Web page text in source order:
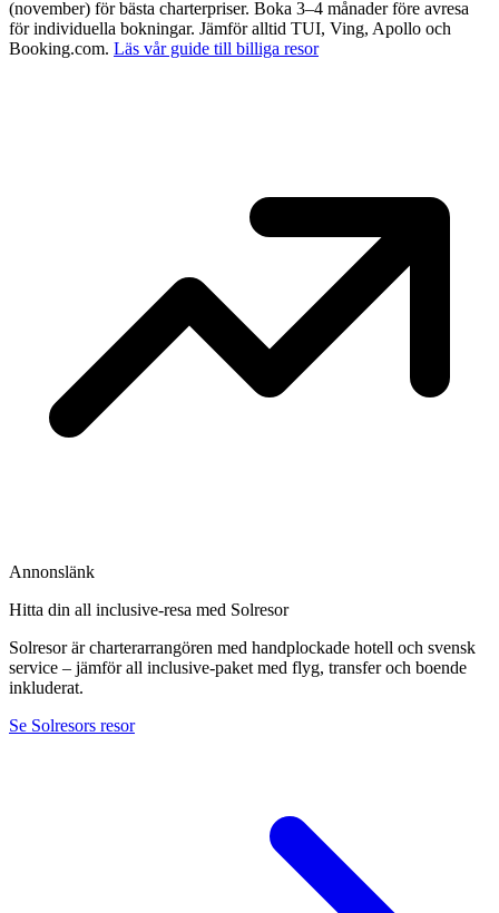
(november) för bästa charterpriser. Boka 3–4 månader före avresa
för individuella bokningar. Jämför alltid TUI, Ving, Apollo och
Booking.com. Läs vår guide till billiga resor
Annonslänk
Hitta din all inclusive-resa med Solresor
Solresor är charterarrangören med handplockade hotell och svensk
service – jämför all inclusive-paket med flyg, transfer och boende
inkluderat.
Se Solresors resor